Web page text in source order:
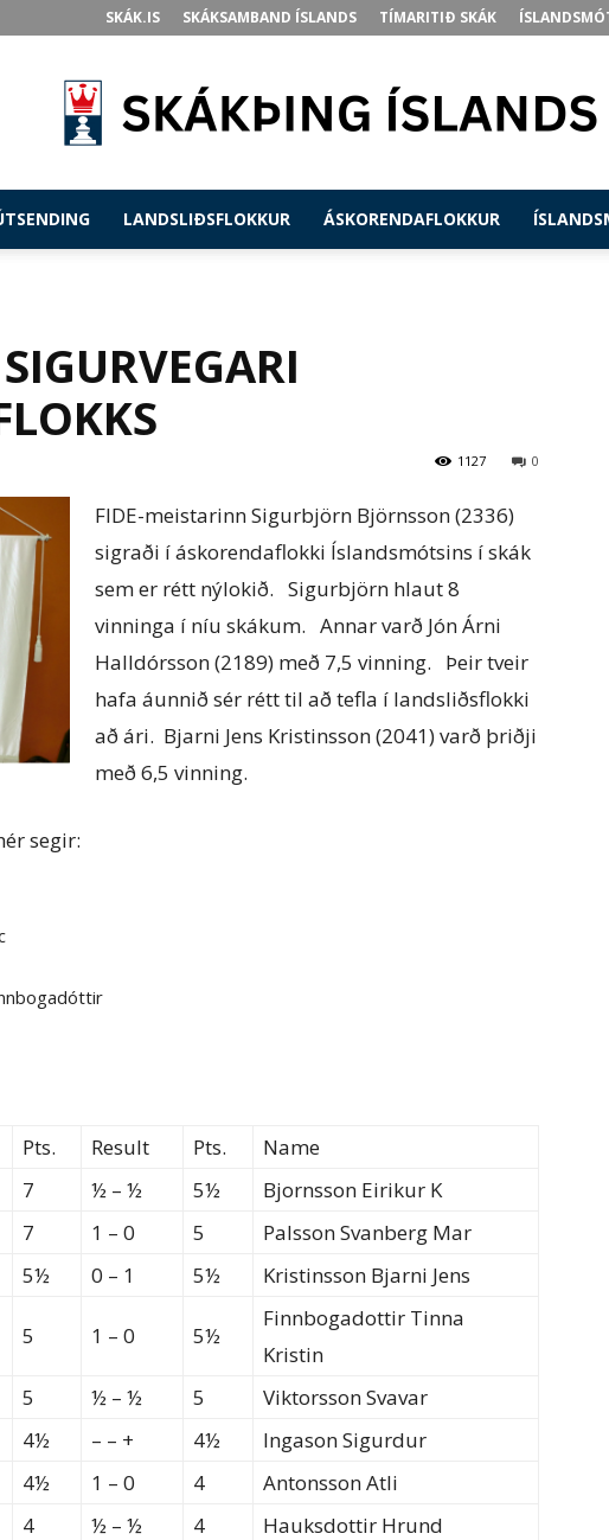
SKÁK.IS SKÁKSAMBAND ÍSLANDS TÍMARITIÐ SKÁK
LANDSLIÐSFLOKKUR ÁSKORENDAFLOKKUR
0
1127
FIDE-meistarinn Sigurbjörn Björnsson (2336)
sigraði í áskorendaflokki Íslandsmótsins í skák
sem er rétt nýlokið. Sigurbjörn hlaut 8
vinninga í níu skákum. Annar varð Jón Árni
Halldórsson (2189) með 7,5 vinning. Þeir tveir
hafa áunnið sér rétt til að tefla í landsliðsflokki
að ári. Bjarni Jens Kristinsson (2041) varð þriðji
með 6,5 vinning.
segir:
Pts. Result Pts.
Name
7 ½ – ½ 5½
Bjornsson Eirikur K
7 1 – 0 5
Palsson Svanberg Mar
5½ 0 – 1 5½ Kristinsson Bjarni Jens
5 1 – 0 5½
Finnbogadottir Tinna
Kristin
5 ½ – ½ 5
Viktorsson Svavar
4½ – – + 4½
Ingason Sigurdur
4½ 1 – 0 4
Antonsson Atli
4 ½ – ½ 4
Hauksdottir Hrund